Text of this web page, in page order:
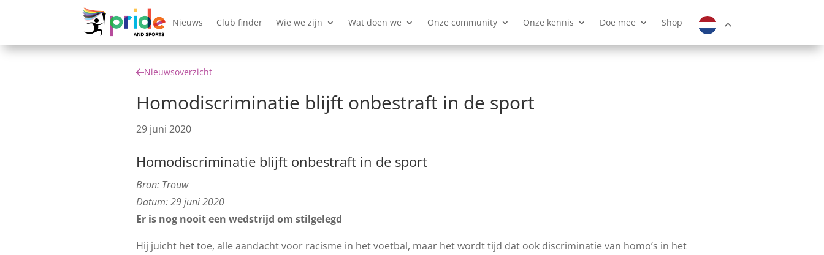
Nieuws Club finder Wie we zijn Wat doen we Onze community Onze kennis Doe mee Shop
Nieuwsoverzicht
Homodiscriminatie blijft onbestraft in de sport
29 juni 2020
Homodiscriminatie blijft onbestraft in de sport
Bron: Trouw
Datum: 29 juni 2020
Er is nog nooit een wedstrijd om stilgelegd
Hij juicht het toe, alle aandacht voor racisme in het voetbal, maar het wordt tijd dat ook discriminatie van homo’s in het